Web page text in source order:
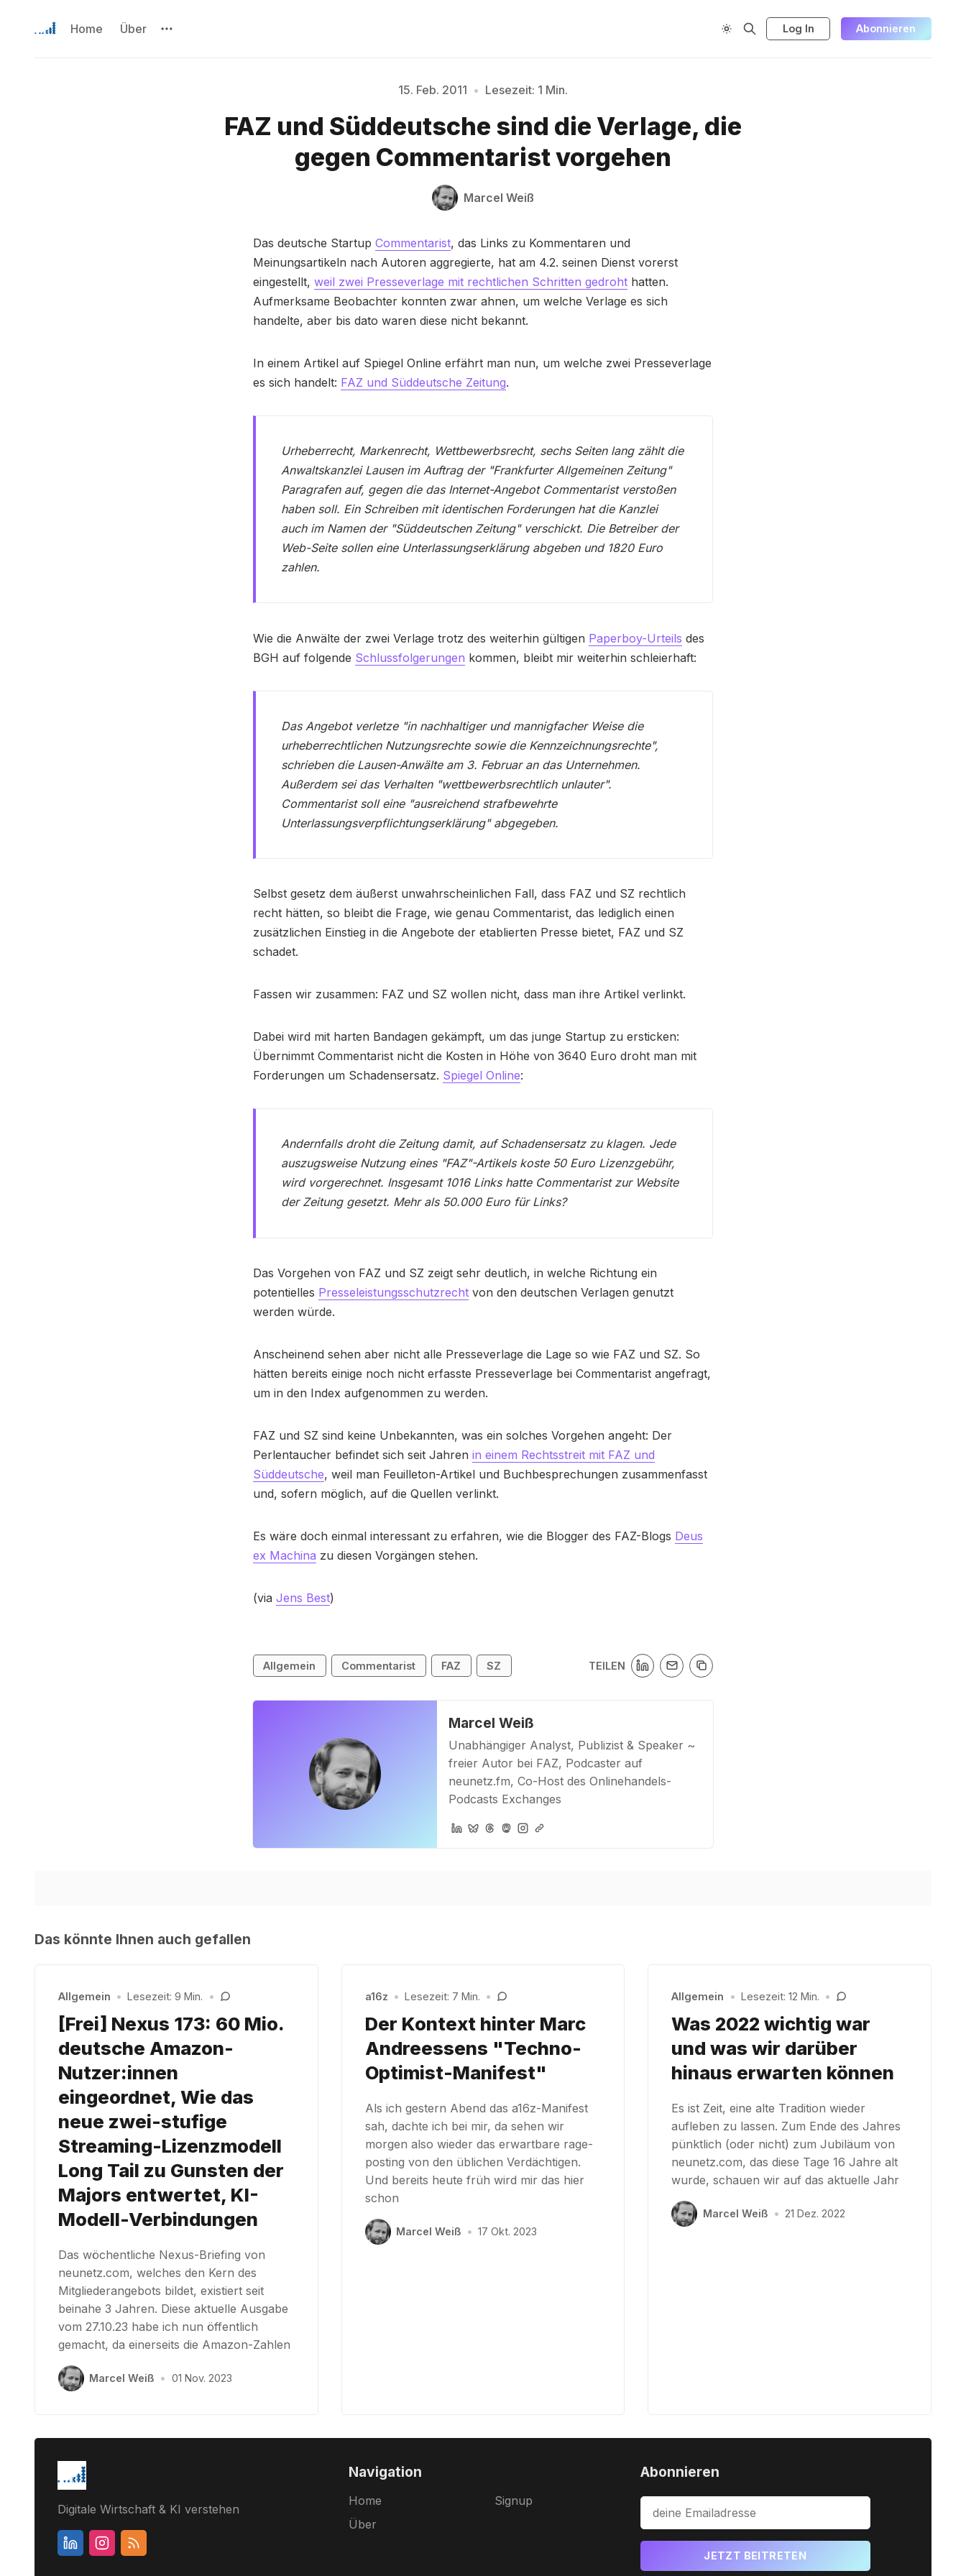
Home Über Log In Abonnieren
Bitte geben Sie mindestens 3 Zeichen ein
15. Feb. 2011 • Lesezeit: 1 Min.
FAZ und Süddeutsche sind die Verlage, die
gegen Commentarist vorgehen
Marcel Weiß
Das deutsche Startup Commentarist, das Links zu Kommentaren und
Meinungsartikeln nach Autoren aggregierte, hat am 4.2. seinen Dienst vorerst
eingestellt, weil zwei Presseverlage mit rechtlichen Schritten gedroht hatten.
Aufmerksame Beobachter konnten zwar ahnen, um welche Verlage es sich
handelte, aber bis dato waren diese nicht bekannt.
In einem Artikel auf Spiegel Online erfährt man nun, um welche zwei Presseverlage
es sich handelt: FAZ und Süddeutsche Zeitung.
Urheberrecht, Markenrecht, Wettbewerbsrecht, sechs Seiten lang zählt die
Anwaltskanzlei Lausen im Auftrag der "Frankfurter Allgemeinen Zeitung"
Paragrafen auf, gegen die das Internet-Angebot Commentarist verstoßen
haben soll. Ein Schreiben mit identischen Forderungen hat die Kanzlei
auch im Namen der "Süddeutschen Zeitung" verschickt. Die Betreiber der
Web-Seite sollen eine Unterlassungserklärung abgeben und 1820 Euro
zahlen.
Wie die Anwälte der zwei Verlage trotz des weiterhin gültigen Paperboy-Urteils des
BGH auf folgende Schlussfolgerungen kommen, bleibt mir weiterhin schleierhaft:
Das Angebot verletze "in nachhaltiger und mannigfacher Weise die
urheberrechtlichen Nutzungsrechte sowie die Kennzeichnungsrechte",
schrieben die Lausen-Anwälte am 3. Februar an das Unternehmen.
Außerdem sei das Verhalten "wettbewerbsrechtlich unlauter".
Commentarist soll eine "ausreichend strafbewehrte
Unterlassungsverpflichtungserklärung" abgegeben.
Selbst gesetz dem äußerst unwahrscheinlichen Fall, dass FAZ und SZ rechtlich
recht hätten, so bleibt die Frage, wie genau Commentarist, das lediglich einen
zusätzlichen Einstieg in die Angebote der etablierten Presse bietet, FAZ und SZ
schadet.
Fassen wir zusammen: FAZ und SZ wollen nicht, dass man ihre Artikel verlinkt.
Dabei wird mit harten Bandagen gekämpft, um das junge Startup zu ersticken:
Übernimmt Commentarist nicht die Kosten in Höhe von 3640 Euro droht man mit
Forderungen um Schadensersatz. Spiegel Online:
Andernfalls droht die Zeitung damit, auf Schadensersatz zu klagen. Jede
auszugsweise Nutzung eines "FAZ"-Artikels koste 50 Euro Lizenzgebühr,
wird vorgerechnet. Insgesamt 1016 Links hatte Commentarist zur Website
der Zeitung gesetzt. Mehr als 50.000 Euro für Links?
Das Vorgehen von FAZ und SZ zeigt sehr deutlich, in welche Richtung ein
potentielles Presseleistungsschutzrecht von den deutschen Verlagen genutzt
werden würde.
Anscheinend sehen aber nicht alle Presseverlage die Lage so wie FAZ und SZ. So
hätten bereits einige noch nicht erfasste Presseverlage bei Commentarist angefragt,
um in den Index aufgenommen zu werden.
FAZ und SZ sind keine Unbekannten, was ein solches Vorgehen angeht: Der
Perlentaucher befindet sich seit Jahren in einem Rechtsstreit mit FAZ und
Süddeutsche, weil man Feuilleton-Artikel und Buchbesprechungen zusammenfasst
und, sofern möglich, auf die Quellen verlinkt.
Es wäre doch einmal interessant zu erfahren, wie die Blogger des FAZ-Blogs Deus
ex Machina zu diesen Vorgängen stehen.
(via Jens Best)
Allgemein Commentarist FAZ SZ TEILEN
Marcel Weiß
Unabhängiger Analyst, Publizist & Speaker ~
freier Autor bei FAZ, Podcaster auf
neunetz.fm, Co-Host des Onlinehandels-
Podcasts Exchanges
Das könnte Ihnen auch gefallen
Allgemein • Lesezeit: 9 Min. •
[Frei] Nexus 173: 60 Mio.
deutsche Amazon-
Nutzer:innen
eingeordnet, Wie das
neue zwei-stufige
Streaming-Lizenzmodell
Long Tail zu Gunsten der
Majors entwertet, KI-
Modell-Verbindungen
Das wöchentliche Nexus-Briefing von
neunetz.com, welches den Kern des
Mitgliederangebots bildet, existiert seit
beinahe 3 Jahren. Diese aktuelle Ausgabe
vom 27.10.23 habe ich nun öffentlich
gemacht, da einerseits die Amazon-Zahlen
Marcel Weiß • 01 Nov. 2023
a16z • Lesezeit: 7 Min. •
Der Kontext hinter Marc
Andreessens "Techno-
Optimist-Manifest"
Als ich gestern Abend das a16z-Manifest
sah, dachte ich bei mir, da sehen wir
morgen also wieder das erwartbare rage-
posting von den üblichen Verdächtigen.
Und bereits heute früh wird mir das hier
schon
Marcel Weiß • 17 Okt. 2023
Allgemein • Lesezeit: 12 Min. •
Was 2022 wichtig war
und was wir darüber
hinaus erwarten können
Es ist Zeit, eine alte Tradition wieder
aufleben zu lassen. Zum Ende des Jahres
pünktlich (oder nicht) zum Jubiläum von
neunetz.com, das diese Tage 16 Jahre alt
wurde, schauen wir auf das aktuelle Jahr
Marcel Weiß • 21 Dez. 2022
Digitale Wirtschaft & KI verstehen
Navigation
Home
Über
Signup
Abonnieren
JETZT BEITRETEN